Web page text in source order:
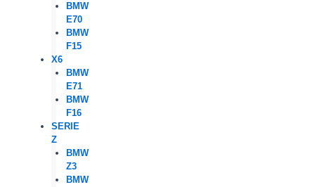
BMW
E70
BMW
F15
X6
BMW
E71
BMW
F16
SERIE
Z
BMW
Z3
BMW